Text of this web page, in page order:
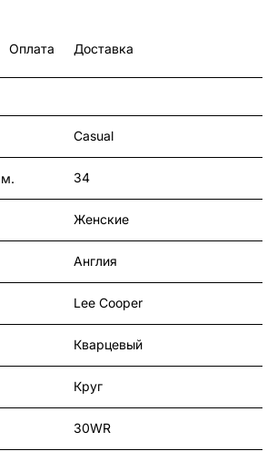
Оплата Доставка
Casual
34
Женские
Англия
Lee Cooper
Кварцевый
Круг
30WR